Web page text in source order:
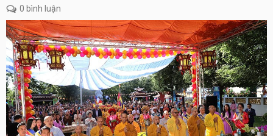
0 bình luận